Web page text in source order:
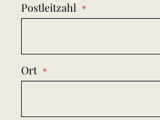
Postleitzahl
Ort